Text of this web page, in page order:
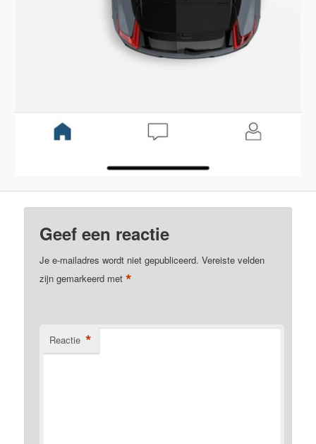
Geef een reactie
Je e-mailadres wordt niet gepubliceerd. Vereiste velden
zijn gemarkeerd met*
Reactie *